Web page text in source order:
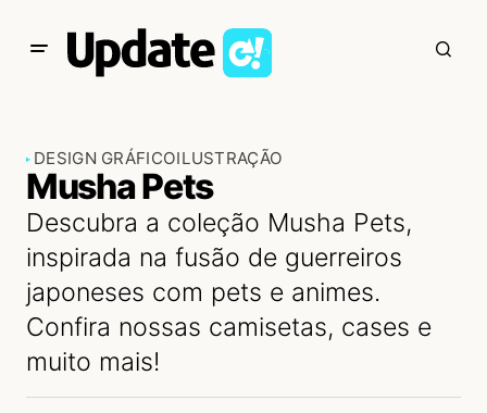
DESIGN GRÁFICOILUSTRAÇÃO
Musha Pets
Descubra a coleção Musha Pets,
inspirada na fusão de guerreiros
japoneses com pets e animes.
Confira nossas camisetas, cases e
muito mais!